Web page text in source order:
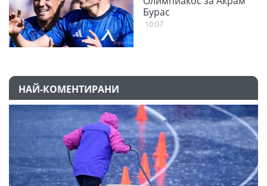
Бурас
10:07
НАЙ-КОМЕНТИРАНИ